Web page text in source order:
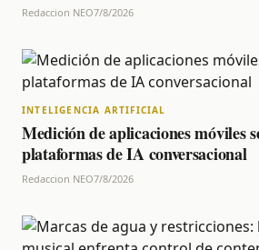
Redaccion NEO7/8/2026
INTELIGENCIA ARTIFICIAL
Medición de aplicaciones móviles
plataformas de IA conversacional
Redaccion NEO7/8/2026